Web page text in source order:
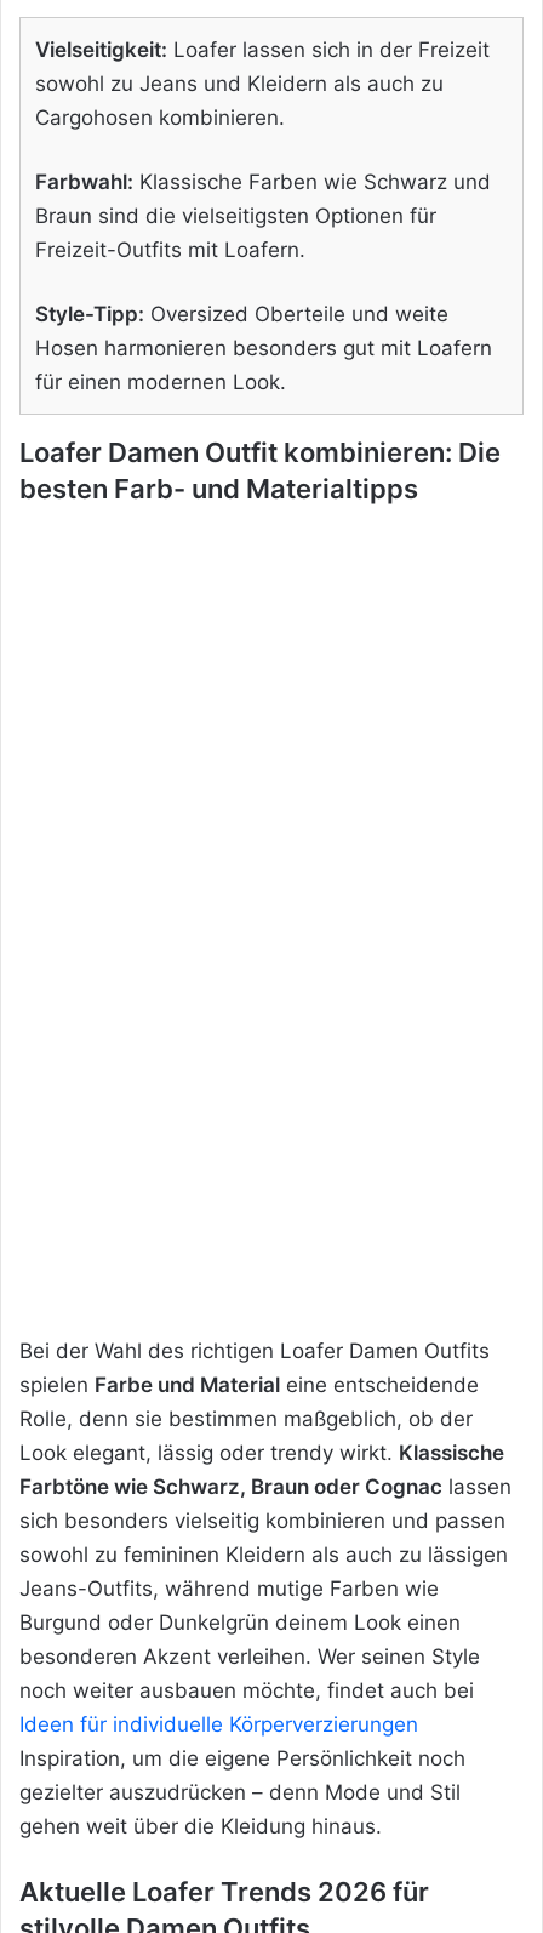
Vielseitigkeit: Loafer lassen sich in der Freizeit
sowohl zu Jeans und Kleidern als auch zu
Cargohosen kombinieren.
Farbwahl: Klassische Farben wie Schwarz und
Braun sind die vielseitigsten Optionen für
Freizeit-Outfits mit Loafern.
Style-Tipp: Oversized Oberteile und weite
Hosen harmonieren besonders gut mit Loafern
für einen modernen Look.
Loafer Damen Outfit kombinieren: Die
besten Farb- und Materialtipps
Bei der Wahl des richtigen Loafer Damen Outfits
spielen Farbe und Material eine entscheidende
Rolle, denn sie bestimmen maßgeblich, ob der
Look elegant, lässig oder trendy wirkt. Klassische
Farbtöne wie Schwarz, Braun oder Cognac lassen
sich besonders vielseitig kombinieren und passen
sowohl zu femininen Kleidern als auch zu lässigen
Jeans-Outfits, während mutige Farben wie
Burgund oder Dunkelgrün deinem Look einen
besonderen Akzent verleihen. Wer seinen Style
noch weiter ausbauen möchte, findet auch bei
Ideen für individuelle Körperverzierungen
Inspiration, um die eigene Persönlichkeit noch
gezielter auszudrücken – denn Mode und Stil
gehen weit über die Kleidung hinaus.
Aktuelle Loafer Trends 2026 für